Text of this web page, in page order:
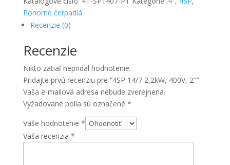
2,2kW,
400V,
Ponorné čerpadlá
Recenzie (0)
Recenzie
Nikto zatiaľ nepridal hodnotenie.
Pridajte prvú recenziu pre “4SP 14/7 2,2kW, 400V, 2″”
Vaša e-mailová adresa nebude zverejnená.
Vyžadované polia sú označené *
Vaše hodnotenie *
Vaša recenzia *